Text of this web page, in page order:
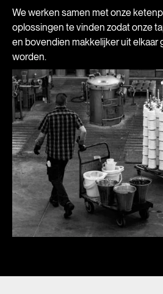
We werken samen met onze
oplossingen te vinden zodat onze
en bovendien makkelijker uit elkaar
worden.